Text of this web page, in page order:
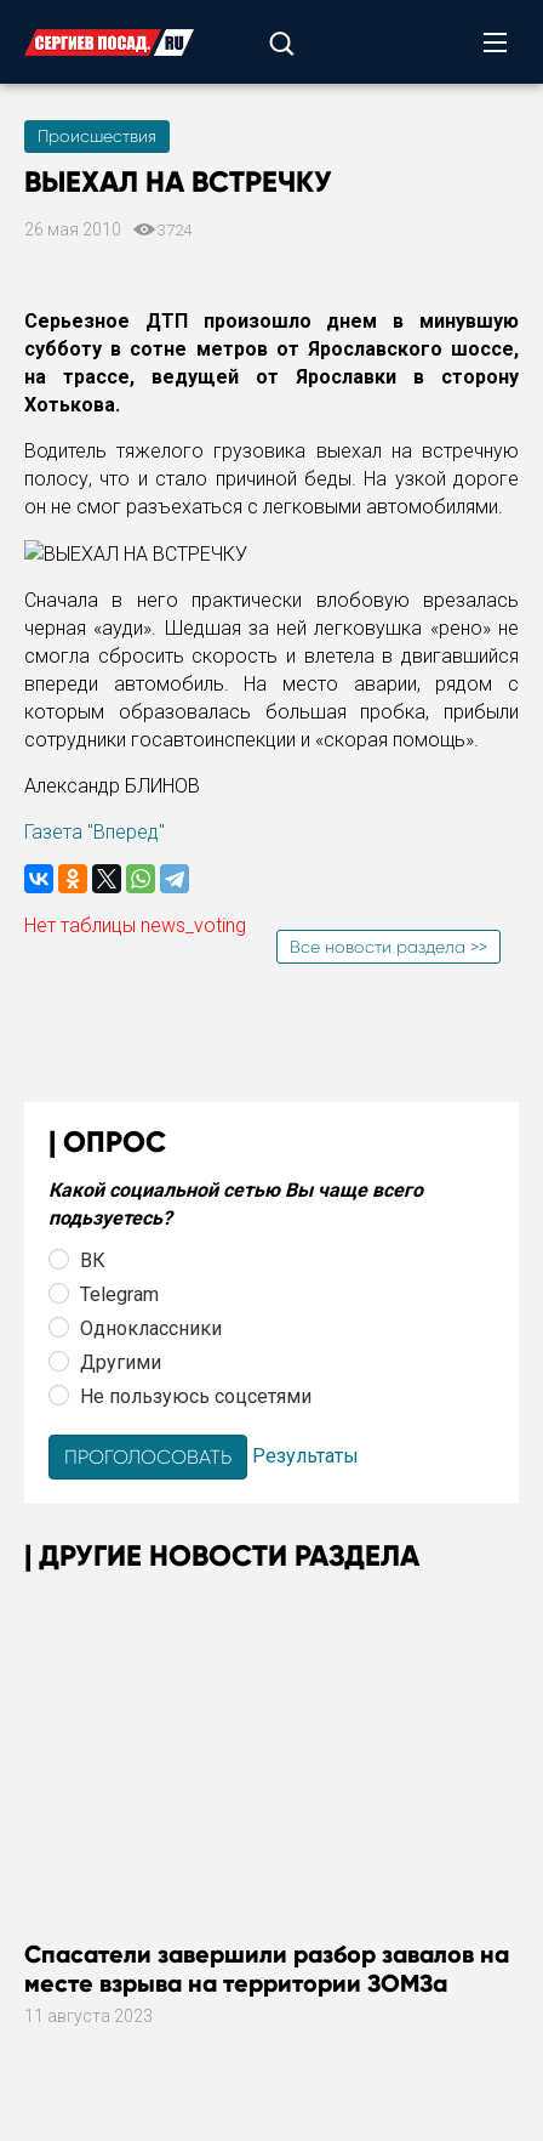
Происшествия
ВЫЕХАЛ НА ВСТРЕЧКУ
26 мая 2010 3724
Серьезное ДТП произошло днем в минувшую
субботу в сотне метров от Ярославского шоссе,
на трассе, ведущей от Ярославки в сторону
Хотькова.
Водитель тяжелого грузовика выехал на встречную
полосу, что и стало причиной беды. На узкой дороге
он не смог разъехаться с легковыми автомобилями.
Сначала в него практически влобовую врезалась
черная «ауди». Шедшая за ней легковушка «рено» не
смогла сбросить скорость и влетела в двигавшийся
впереди автомобиль. На место аварии, рядом с
которым образовалась большая пробка, прибыли
сотрудники госавтоинспекции и «скорая помощь».
Александр БЛИНОВ
Газета "Вперед"
Нет таблицы news_voting
Все новости раздела >>
ОПРОС
Какой социальной сетью Вы чаще всего
подьзуетесь?
ВК
Telegram
Одноклассники
Другими
Не пользуюсь соцсетями
Результаты
ДРУГИЕ НОВОСТИ РАЗДЕЛА
Спасатели завершили разбор завалов на
месте взрыва на территории ЗОМЗа
11 августа 2023